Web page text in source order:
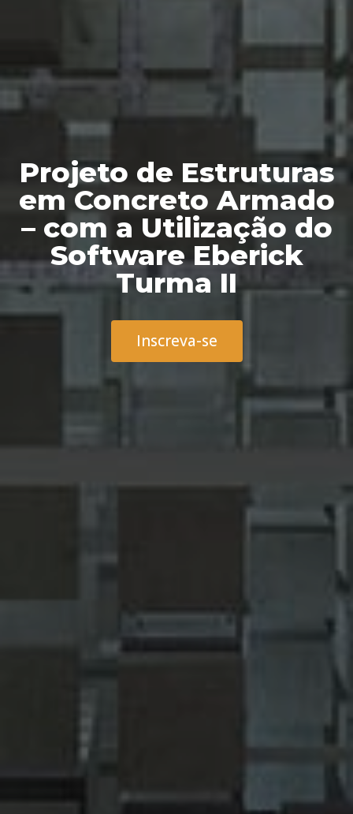
Projeto de Estruturas
em Concreto Armado
– com a Utilização do
Software Eberick
Turma II
Inscreva-se